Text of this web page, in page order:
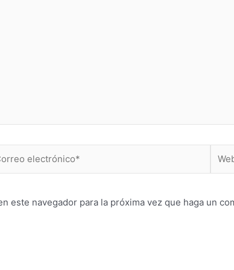
este navegador para la próxima vez que haga un